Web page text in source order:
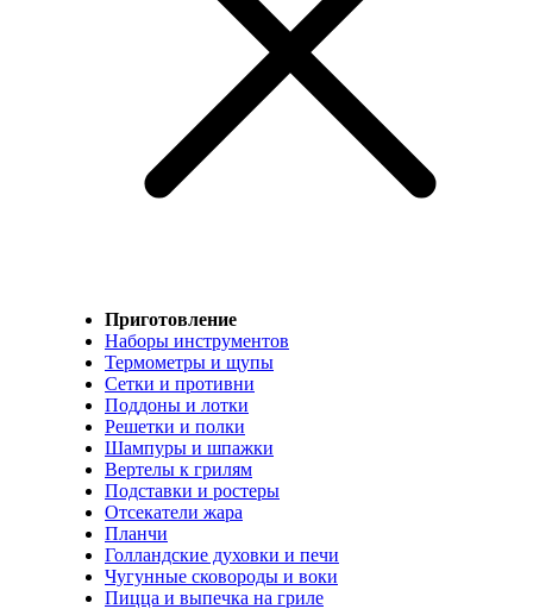
Приготовление
Наборы инструментов
Термометры и щупы
Сетки и противни
Поддоны и лотки
Решетки и полки
Шампуры и шпажки
Вертелы к грилям
Подставки и ростеры
Отсекатели жара
Планчи
Голландские духовки и печи
Чугунные сковороды и воки
Пицца и выпечка на гриле